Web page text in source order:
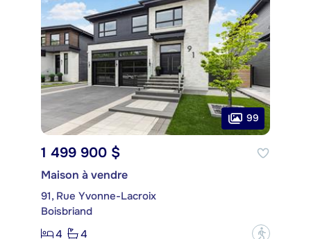
99
1 499 900 $
Maison à vendre
91, Rue Yvonne-Lacroix
Boisbriand
4
4 ?